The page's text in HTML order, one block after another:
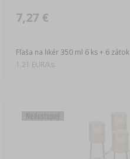
Fľaša na likér 350 ml 6 ks + 6 zátok
7,27 €
1,21 EUR/ks.